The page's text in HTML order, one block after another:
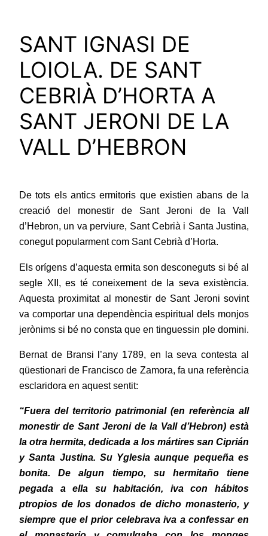
SANT IGNASI DE
LOIOLA. DE SANT
CEBRIÀ D’HORTA A
SANT JERONI DE LA
VALL D’HEBRON
De tots els antics ermitoris que existien abans de la
creació del monestir de Sant Jeroni de la Vall
d’Hebron, un va perviure, Sant Cebrià i Santa Justina,
conegut popularment com Sant Cebrià d’Horta.
Els orígens d’aquesta ermita son desconeguts si bé al
segle XII, es té coneixement de la seva existència.
Aquesta proximitat al monestir de Sant Jeroni sovint
va comportar una dependència espiritual dels monjos
jerònims si bé no consta que en tinguessin ple domini.
Bernat de Bransi l’any 1789, en la seva contesta al
qüestionari de Francisco de Zamora, fa una referència
esclaridora en aquest sentit:
“Fuera del territorio patrimonial (en referència all
monestir de Sant Jeroni de la Vall d’Hebron) està
la otra hermita, dedicada a los mártires san Ciprián
y Santa Justina. Su Yglesia aunque pequeña es
bonita. De algun tiempo, su hermitaño tiene
pegada a ella su habitación, iva con hábitos
ptropios de los donados de dicho monasterio, y
siempre que el prior celebrava iva a confessar en